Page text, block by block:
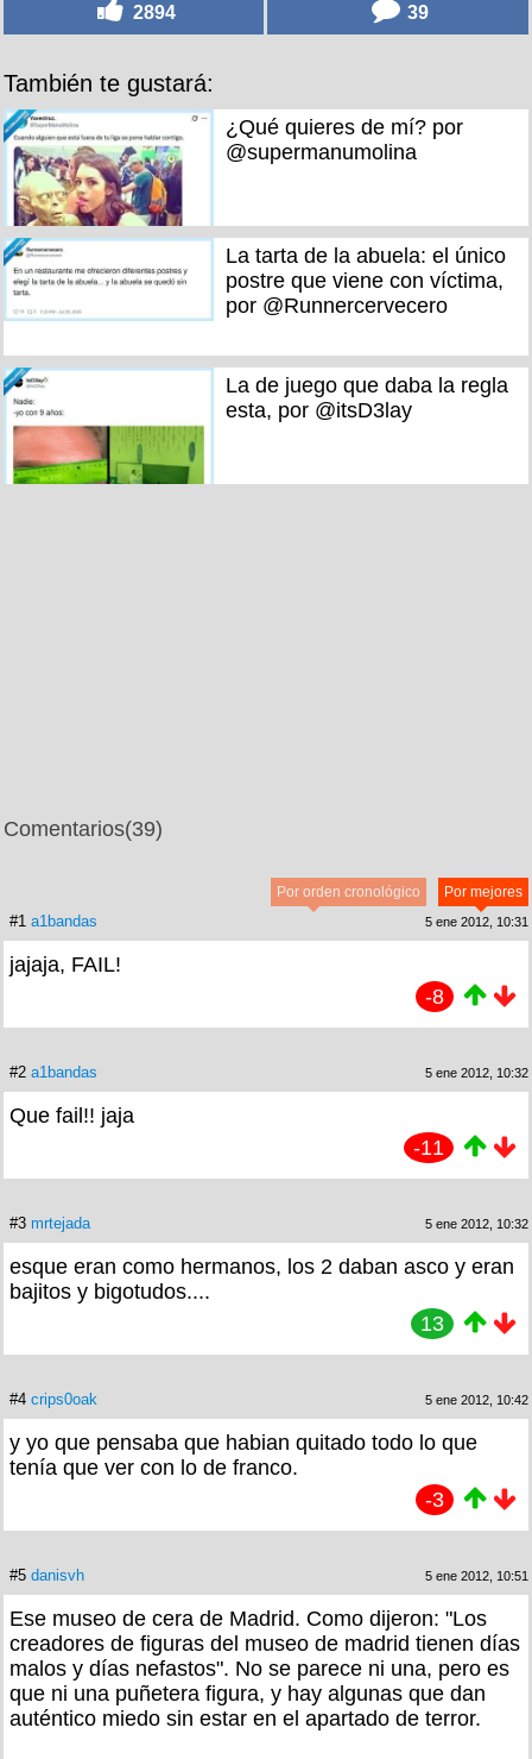
2894 39
También te gustará:
¿Qué quieres de mí? por
@supermanumolina
La tarta de la abuela: el único
postre que viene con víctima,
por @Runnercervecero
La de juego que daba la regla
esta, por @itsD3lay
Comentarios(39)
Por mejores
Por orden cronológico
#1 a1bandas 5 ene 2012, 10:31
jajaja, FAIL!
-8
#2 a1bandas 5 ene 2012, 10:32
Que fail!! jaja
-11
#3 mrtejada 5 ene 2012, 10:32
esque eran como hermanos, los 2 daban asco y eran
bajitos y bigotudos....
13
#4 crips0oak 5 ene 2012, 10:42
y yo que pensaba que habian quitado todo lo que
tenía que ver con lo de franco.
-3
#5 danisvh 5 ene 2012, 10:51
Ese museo de cera de Madrid. Como dijeron: "Los
creadores de figuras del museo de madrid tienen días
malos y días nefastos". No se parece ni una, pero es
que ni una puñetera figura, y hay algunas que dan
auténtico miedo sin estar en el apartado de terror.